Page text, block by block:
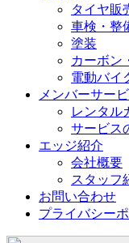
タイヤ販
車検・整
塗装
カーボン
電動バイ
メンバーサー
レンタル
サービス
エッジ紹介
会社概要
スタッフ
お問い合わせ
プライバシー